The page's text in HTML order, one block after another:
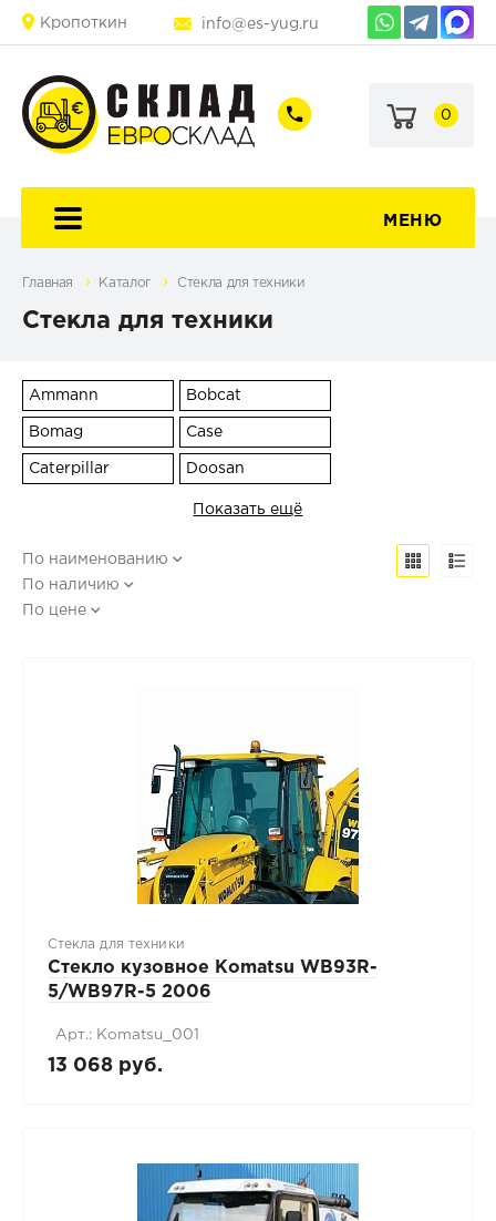
Кропоткин info@es-yug.ru
+7
60-
+7
69-
0
МЕНЮ
Главная Каталог Стекла для техники
Стекла для техники
Ammann Bobcat
Bomag Case
Caterpillar Doosan
Показать ещё
По наименованию
По наличию
По цене
Стекла для техники
Стекло кузовное Komatsu WB93R-
5/WB97R-5 2006
Арт.: Komatsu_001
13 068 руб.